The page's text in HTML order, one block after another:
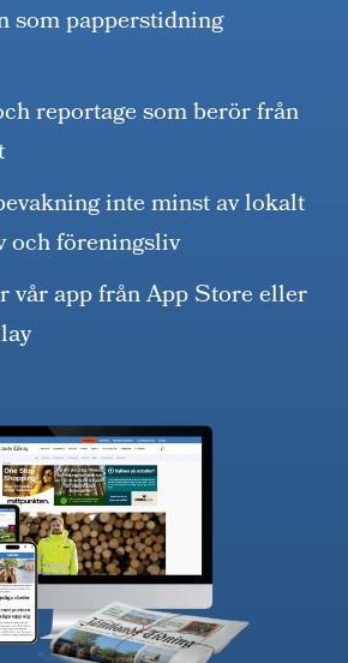
som papperstidning
reportage som berör från
inte minst av lokalt
och föreningsliv
vår app från App Store eller